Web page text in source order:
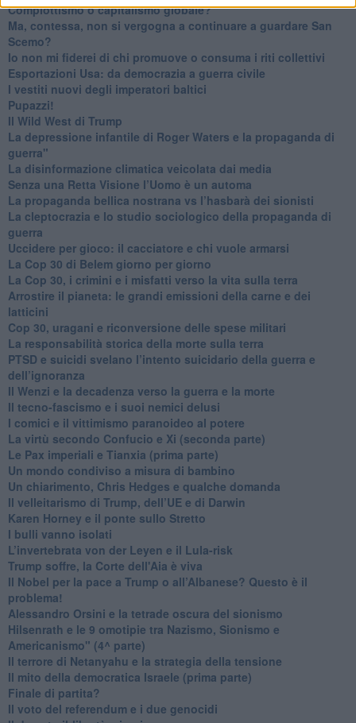
​Complottismo o capitalismo globale?
​Ma, contessa, non si vergogna a continuare a guardare San
Scemo?
​Io non mi fiderei di chi promuove o consuma i riti collettivi
Esportazioni Usa: da democrazia a guerra civile
​I vestiti nuovi degli imperatori baltici
​Pupazzi!
​Il Wild West di Trump
​La depressione infantile di Roger Waters e la propaganda di
guerra"
​La disinformazione climatica veicolata dai media
Senza una Retta Visione l’Uomo è un automa
​La propaganda bellica nostrana vs l’hasbarà dei sionisti
​La cleptocrazia e lo studio sociologico della propaganda di
guerra
​Uccidere per gioco: il cacciatore e chi vuole armarsi
​La Cop 30 di Belem giorno per giorno
La Cop 30, i crimini e i misfatti verso la vita sulla terra
Arrostire il pianeta: le grandi emissioni della carne e dei
latticini
​Cop 30, uragani e riconversione delle spese militari
La responsabilità storica della morte sulla terra
PTSD e suicidi svelano l’intento suicidario della guerra e
dell’ignoranza
Il Wenzi e la decadenza verso la guerra e la morte
​Il tecno-fascismo e i suoi nemici delusi
​I comici e il vittimismo paranoideo al potere
​La virtù secondo Confucio e Xi (seconda parte)
Le Pax imperiali e Tianxia (prima parte)
Un mondo condiviso a misura di bambino
​Un chiarimento, Chris Hedges e qualche domanda
Il velleitarismo di Trump, dell’UE e di Darwin
​Karen Horney e il ponte sullo Stretto
​I bulli vanno isolati
L’invertebrata von der Leyen e il Lula-risk
Trump soffre, la Corte dell'Aia è viva
​Il Nobel per la pace a Trump o all’Albanese? Questo è il
problema!
​Alessandro Orsini e la tetrade oscura del sionismo
​Hilsenrath e le 9 omotipie tra Nazismo, Sionismo e
Americanismo" (4^ parte)
​Il terrore di Netanyahu e la strategia della tensione
Il mito della democratica Israele (prima parte)
​Finale di partita?
​Il voto del referendum e i due genocidi